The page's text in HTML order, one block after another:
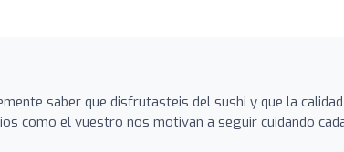
saber que disfrutasteis del sushi y que la
como el vuestro nos motivan a seguir cuidando